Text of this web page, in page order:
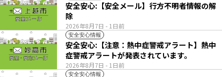
2026年8月7日 - 1日前
安全安心:【安全メール】行方不明者情報の解
除
安全安心情報
2026年8月7日 - 1日前
安全安心:【注意：熱中症警戒アラート】熱中
症警戒アラートが発表されています。
安全安心情報